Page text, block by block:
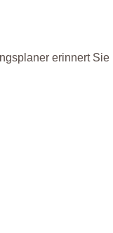
erinnert